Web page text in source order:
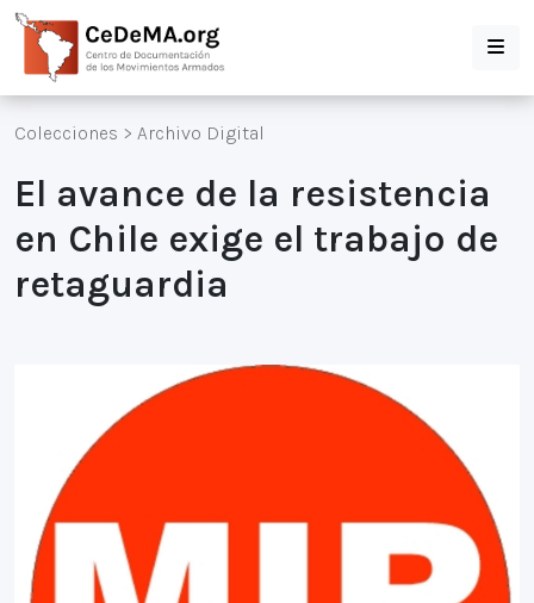
Colecciones > Archivo Digital
El avance de la resistencia
en Chile exige el trabajo de
retaguardia